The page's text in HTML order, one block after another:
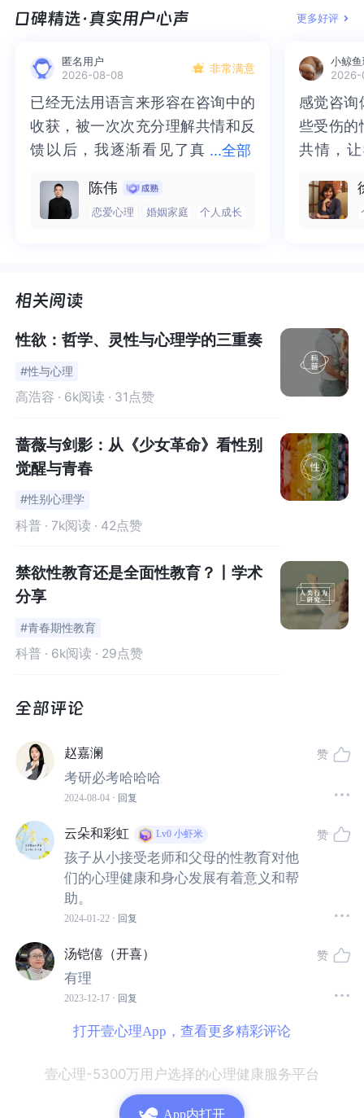
口欲期(oral stage)
0岁至 1 岁半左右。
婴儿用嘴感知世界，通过吸吮、吞咽、咀嚼等经口的活动
他们吃奶，吮手指，咬东西，对任何东西感兴趣，都会往
嘴里塞， 这未必是要吞进去，而是要
弗洛伊德认为，这种寻求口唇快感的欲望会一直延续到成
人阶段，比如吮拇指、接吻、咬东西、抽烟和饮酒的快乐
感受，都是口唇快感的发展。
如口部欲望得到满足，则有助于婴儿情绪及人格的正常发
展。若此期的口腔活动如果受到限制，可能会对孩子的成
长带来不利影响。
手，可能会让孩子的口欲期延长，到了三四岁仍然吃手。
当婴儿期的在口欲期没有得到满足时，成年之后会产生一
些问题，比如有些人会出现咬指甲、吸烟、吸毒、酗酒等
不良行为，在亲密关系中可能会过分纠缠配偶或者过分依
肛欲期(anal stage)
1-3 岁左右。
此期儿童性欲望的满足主要来自于肛门或排便过程。
肛门的快感除了生理的角度，从心理的角度来说更多的是
自我的扩大。
孩子们开始意识到“我”的存在，也意识到“我”和他人不同，
曾经以为是自己可以完全控制的“自己”原来不是“自己”。这
这一阶段的主要任务是通过按时大小便的训练(potty traini
更多好评
匿名用户
2026-08-08
非常满意
...全部
已经无法用语言来形容在咨询中的
收获，被一次次充分理解共情和反
馈以后，我逐渐看见了真
清晰，也慢慢找回了内在的力量。
虽然不知道还要有多久的路要走，
这里，让我真切的感受到了🙏❤️
已经无法用语言来形容在咨询中的
收获，被一次次充分理解共情和反
馈以后，我逐渐看见了真实的那
也慢慢找回了内在的力量。虽然不
知道还要有多久的路要走，但我很
让我真切的感受到了🙏❤️
陈伟
恋爱心理 婚姻家庭 个人成长
小鲸
感觉咨询
些受伤的
共情，
一部分
而且当
感觉咨询
些受伤的
共情，让
处理的
询师准
性欲：哲学、灵性与心理学的三重奏
#性与心理
高浩容 · 6k阅读 · 31点赞
蔷薇与剑影：从《少女革命》看性别
觉醒与青春
#性别心理学
科普 · 7k阅读 · 42点赞
禁欲性教育还是全面性教育？丨学术
分享
#青春期性教育
科普 · 6k阅读 · 29点赞
赵嘉澜
考研必考哈哈哈
2024-08-04 · 回复
赞
云朵和彩虹 Lv0 小虾米
孩子从小接受老师和父母的性教育对他
们的心理健康和身心发展有着意义和帮
助。
2024-01-22 · 回复
赞
汤铠僖（开喜）
有理
2023-12-17 · 回复
赞
打开壹心理App，查看更多精彩评论
壹心理-5300万用户选择的心理健康服务平台
App内打开